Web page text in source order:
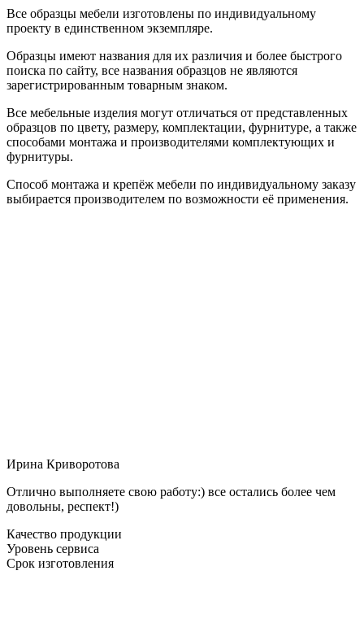
Все образцы мебели изготовлены по индивидуальному
проекту в единственном экземпляре.
Образцы имеют названия для их различия и более быстрого
поиска по сайту, все названия образцов не являются
зарегистрированным товарным знаком.
Все мебельные изделия могут отличаться от представленных
образцов по цвету, размеру, комплектации, фурнитуре, а также
способами монтажа и производителями комплектующих и
фурнитуры.
Способ монтажа и крепёж мебели по индивидуальному заказу
выбирается производителем по возможности её применения.
Ирина Криворотова
Отлично выполняете свою работу:) все остались более чем
довольны, респект!)
Качество продукции
Уровень сервиса
Срок изготовления